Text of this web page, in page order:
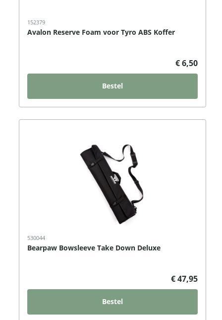
152379
Avalon Reserve Foam voor Tyro ABS Koffer
€ 6,50
Bestel
530044
Bearpaw Bowsleeve Take Down Deluxe
€ 47,95
Bestel